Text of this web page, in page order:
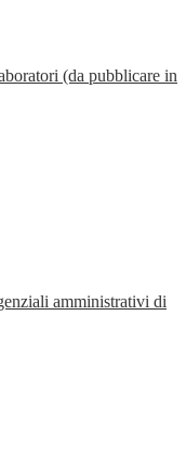
(da pubblicare in
amministrativi di